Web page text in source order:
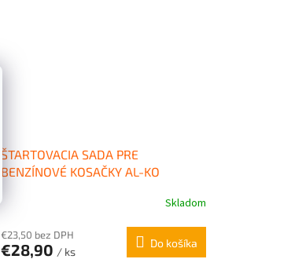
ŠTARTOVACIA SADA PRE
BENZÍNOVÉ KOSAČKY AL-KO
Skladom
€23,50 bez DPH
€28,90 / ks
Do košíka